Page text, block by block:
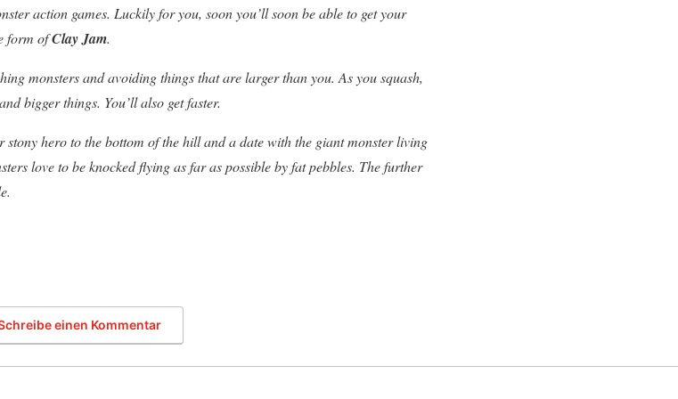
action games. Luckily for you, soon you’ll soon be able to get your
form ofClay Jam.
monsters and avoiding things that are larger than you. As you squash,
bigger things. You’ll also get faster.
hero to the bottom of the hill and a date with the giant monster living
love to be knocked flying as far as possible by fat pebbles. The further
einen Kommentar